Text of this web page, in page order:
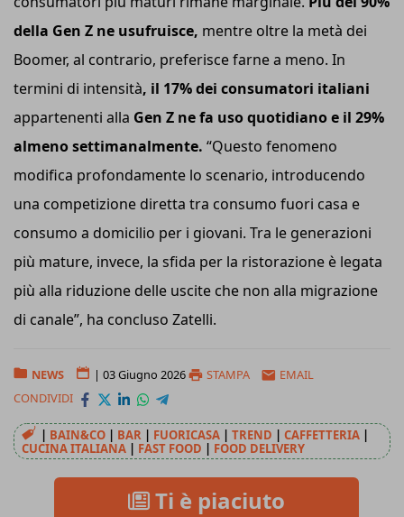
della Gen Z ne usufruisce, mentre oltre la metà dei
Boomer, al contrario, preferisce farne a meno. In
termini di intensità, il 17% dei consumatori italiani
appartenenti alla Gen Z ne fa uso quotidiano e il 29%
almeno settimanalmente. “Questo fenomeno
modifica profondamente lo scenario, introducendo
una competizione diretta tra consumo fuori casa e
consumo a domicilio per i giovani. Tra le generazioni
più mature, invece, la sfida per la ristorazione è legata
più alla riduzione delle uscite che non alla migrazione
di canale”, ha concluso Zatelli.
NEWS | 03 Giugno 2026 STAMPA
EMAIL
CONDIVIDI
| BAIN&CO | BAR | FUORICASA | TREND | CAFFETTERIA |
CUCINA ITALIANA | FAST FOOD | FOOD DELIVERY
Ti è piaciuto